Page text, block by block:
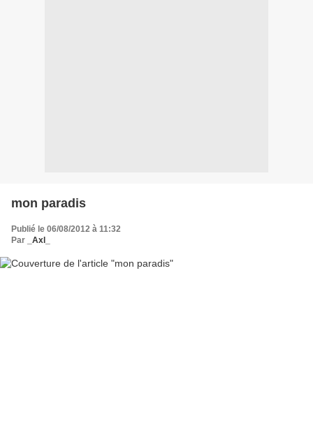
mon paradis
Publié le 06/08/2012 à 11:32
Par
_Axl_